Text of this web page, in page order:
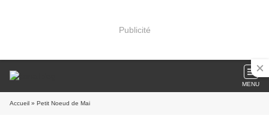
Publicité
MENU
Accueil » Petit Noeud de Mai